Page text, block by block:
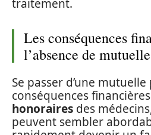
traitement.
Les conséquences
l’absence de mutuelle
Se passer d’une
conséquences
honoraires des
peuvent sembler